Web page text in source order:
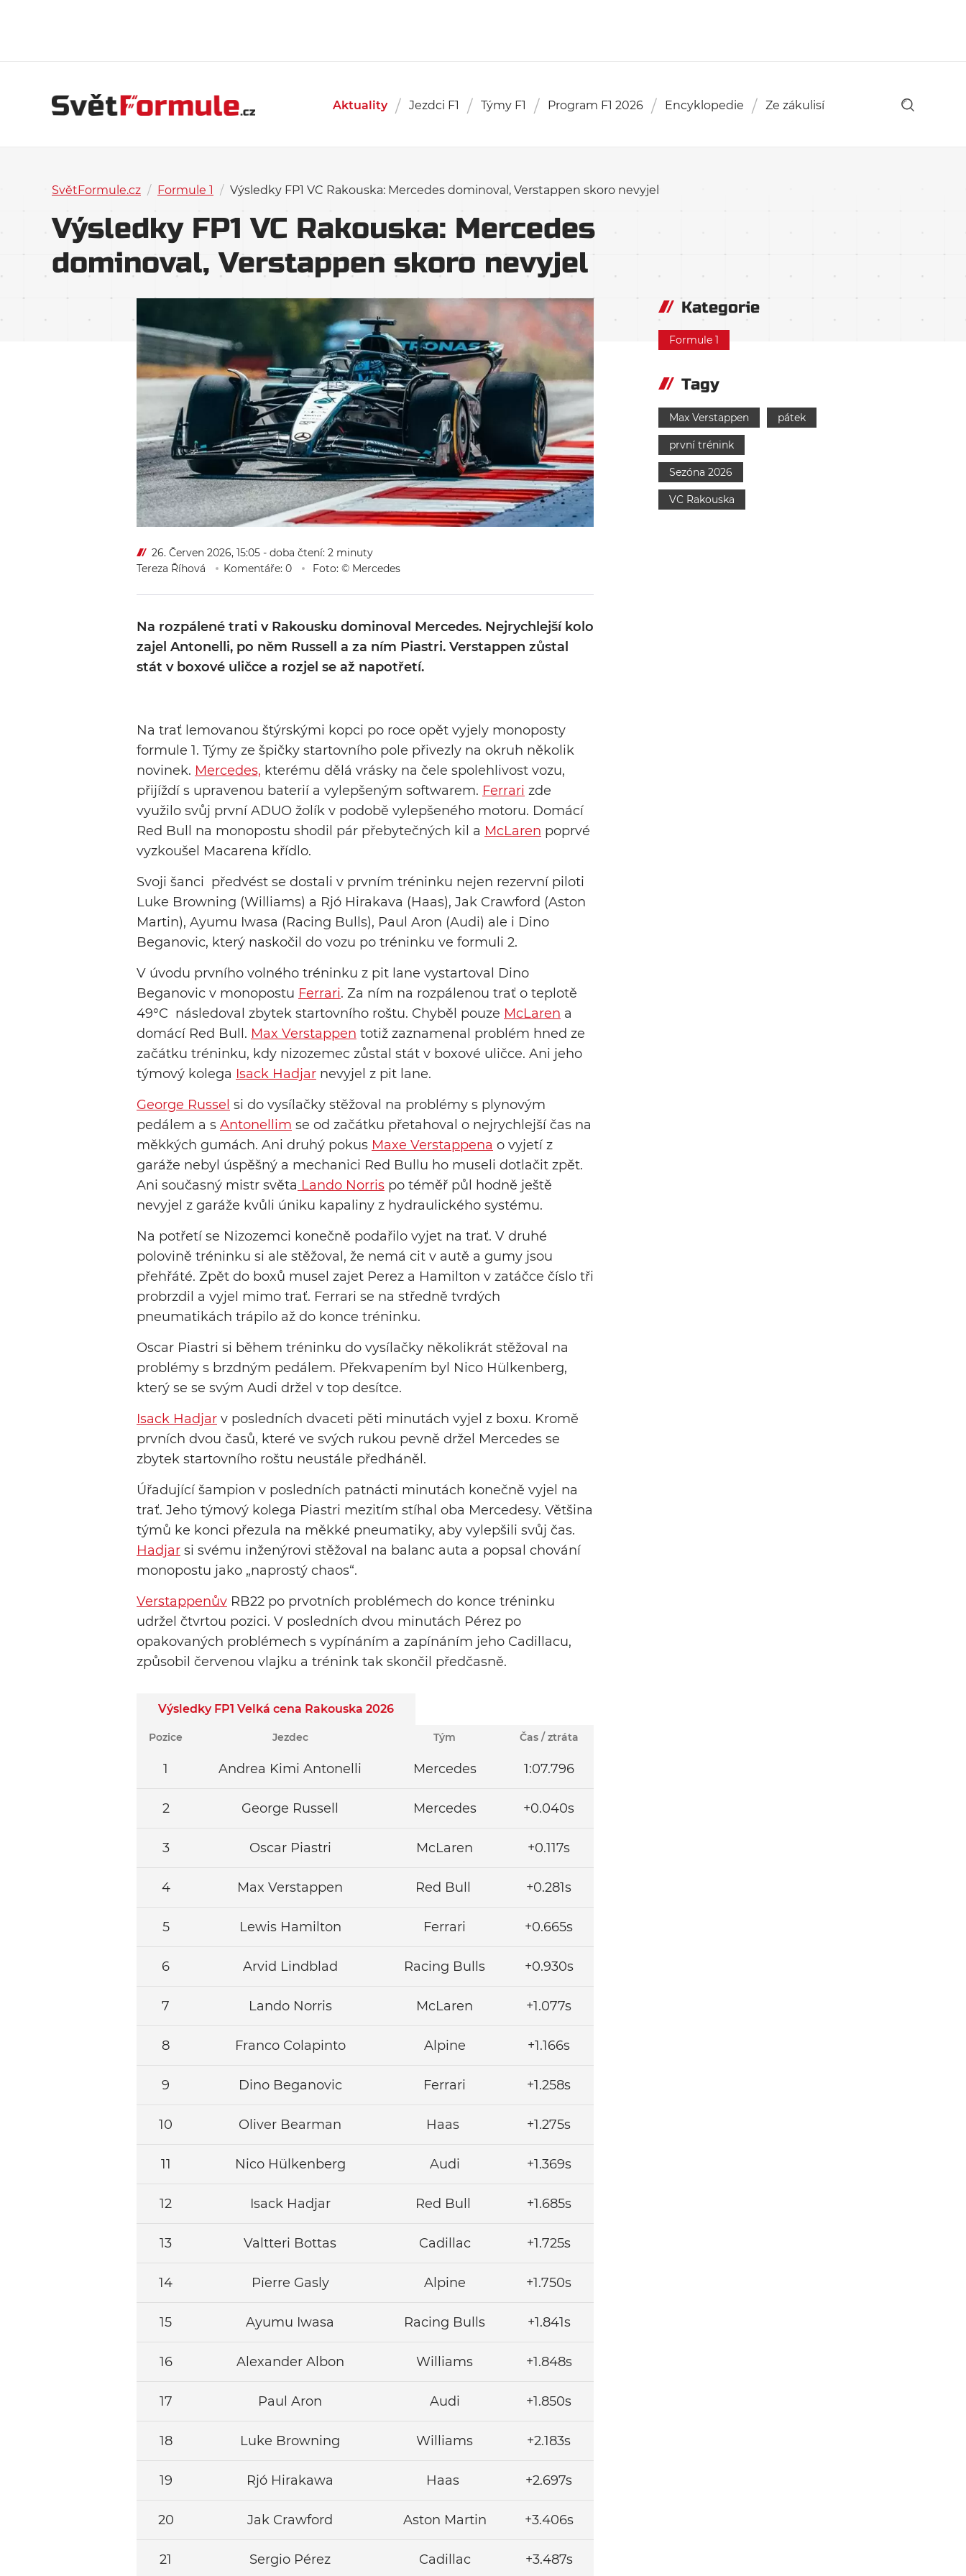
Aktuality Jezdci F1 Týmy F1 Program F1 2026 Encyklopedie Ze zákulisí
SvětFormule.cz / Formule 1 / Výsledky FP1 VC Rakouska: Mercedes dominoval, Verstappen skoro nevyjel
Výsledky FP1 VC Rakouska: Mercedes
dominoval, Verstappen skoro nevyjel
26. Červen 2026, 15:05 - doba čtení: 2 minuty
Tereza Říhová
Komentáře: 0 Foto: © Mercedes
Na rozpálené trati v Rakousku dominoval Mercedes. Nejrychlejší kolo
zajel Antonelli, po něm Russell a za ním Piastri. Verstappen zůstal
stát v boxové uličce a rozjel se až napotřetí.
Na trať lemovanou štýrskými kopci po roce opět vyjely monoposty
formule 1. Týmy ze špičky startovního pole přivezly na okruh několik
novinek. Mercedes, kterému dělá vrásky na čele spolehlivost vozu,
přijíždí s upravenou baterií a vylepšeným softwarem. Ferrari zde
využilo svůj první ADUO žolík v podobě vylepšeného motoru. Domácí
Red Bull na monopostu shodil pár přebytečných kil a McLaren poprvé
vyzkoušel Macarena křídlo.
Svoji šanci předvést se dostali v prvním tréninku nejen rezervní piloti
Luke Browning (Williams) a Rjó Hirakava (Haas), Jak Crawford (Aston
Martin), Ayumu Iwasa (Racing Bulls), Paul Aron (Audi) ale i Dino
Beganovic, který naskočil do vozu po tréninku ve formuli 2.
V úvodu prvního volného tréninku z pit lane vystartoval Dino
Beganovic v monopostu Ferrari. Za ním na rozpálenou trať o teplotě
49°C následoval zbytek startovního roštu. Chyběl pouze McLaren a
domácí Red Bull. Max Verstappen totiž zaznamenal problém hned ze
začátku tréninku, kdy nizozemec zůstal stát v boxové uličce. Ani jeho
týmový kolega Isack Hadjar nevyjel z pit lane.
George Russel si do vysílačky stěžoval na problémy s plynovým
pedálem a s Antonellim se od začátku přetahoval o nejrychlejší čas na
měkkých gumách. Ani druhý pokus Maxe Verstappena o vyjetí z
garáže nebyl úspěšný a mechanici Red Bullu ho museli dotlačit zpět.
Ani současný mistr světa Lando Norris po téměř půl hodně ještě
nevyjel z garáže kvůli úniku kapaliny z hydraulického systému.
Na potřetí se Nizozemci konečně podařilo vyjet na trať. V druhé
polovině tréninku si ale stěžoval, že nemá cit v autě a gumy jsou
přehřáté. Zpět do boxů musel zajet Perez a Hamilton v zatáčce číslo tři
probrzdil a vyjel mimo trať. Ferrari se na středně tvrdých
pneumatikách trápilo až do konce tréninku.
Oscar Piastri si během tréninku do vysílačky několikrát stěžoval na
problémy s brzdným pedálem. Překvapením byl Nico Hülkenberg,
který se se svým Audi držel v top desítce.
Isack Hadjar v posledních dvaceti pěti minutách vyjel z boxu. Kromě
prvních dvou časů, které ve svých rukou pevně držel Mercedes se
zbytek startovního roštu neustále předháněl.
Úřadující šampion v posledních patnácti minutách konečně vyjel na
trať. Jeho týmový kolega Piastri mezitím stíhal oba Mercedesy. Většina
týmů ke konci přezula na měkké pneumatiky, aby vylepšili svůj čas.
Hadjar si svému inženýrovi stěžoval na balanc auta a popsal chování
monopostu jako „naprostý chaos“.
Verstappenův RB22 po prvotních problémech do konce tréninku
udržel čtvrtou pozici. V posledních dvou minutách Pérez po
opakovaných problémech s vypínáním a zapínáním jeho Cadillacu,
způsobil červenou vlajku a trénink tak skončil předčasně.
Výsledky FP1 Velká cena Rakouska 2026
Pozice Jezdec Tým Čas / ztráta
1 Andrea Kimi Antonelli Mercedes 1:07.796
2 George Russell Mercedes +0.040s
3 Oscar Piastri McLaren +0.117s
4 Max Verstappen Red Bull +0.281s
5 Lewis Hamilton Ferrari +0.665s
6 Arvid Lindblad Racing Bulls +0.930s
7 Lando Norris McLaren +1.077s
8 Franco Colapinto Alpine +1.166s
9 Dino Beganovic Ferrari +1.258s
10 Oliver Bearman Haas +1.275s
11 Nico Hülkenberg Audi +1.369s
12 Isack Hadjar Red Bull +1.685s
13 Valtteri Bottas Cadillac +1.725s
14 Pierre Gasly Alpine +1.750s
15 Ayumu Iwasa Racing Bulls +1.841s
16 Alexander Albon Williams +1.848s
17 Paul Aron Audi +1.850s
18 Luke Browning Williams +2.183s
19 Rjó Hirakawa Haas +2.697s
20 Jak Crawford Aston Martin +3.406s
21 Sergio Pérez Cadillac +3.487s
Kategorie
Formule 1
Tagy
Max Verstappen pátek
první trénink
Sezóna 2026
VC Rakouska